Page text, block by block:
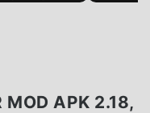
MOD APK 2.18,